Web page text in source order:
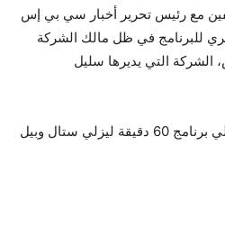
مع رئيس تحرير أخبار سي بي إس
للبرنامج في ظل مالك الشركة
الشركة التي يديرها سليل
تشمل القائمة المتبقية لمراسلي برنامج 60 دقيقة ليزلي ستال وبيل